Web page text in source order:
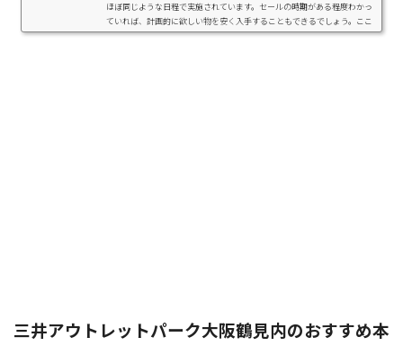
ほぼ同じような日程で実施されています。セールの時期がある程度わかっ
ていれば、計画的に欲しい物を安く入手することもできるでしょう。ここ
ではアウトレットの「三井アウトレットパーク大阪鶴見」で実施される年
三井アウトレットパーク大阪鶴見内のおすすめ本